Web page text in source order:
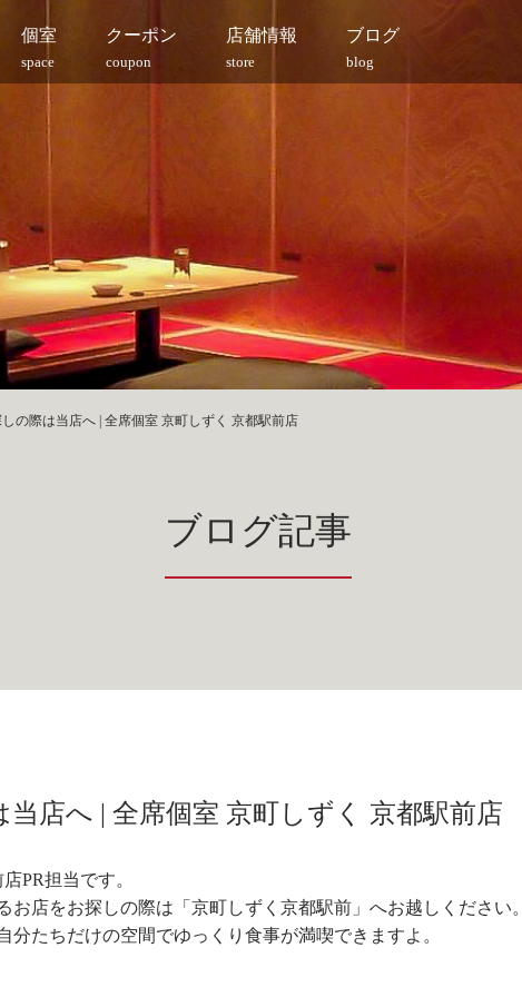
個室
space
クーポン
coupon
店舗情報
store
ブログ
blog
の際は当店へ | 全席個室 京町しずく 京都駅前店
ブログ記事
店へ | 全席個室 京町しずく 京都駅前店
PR担当です。
店をお探しの際は「京町しずく京都駅前」へお越しください。
たちだけの空間でゆっくり食事が満喫できますよ。